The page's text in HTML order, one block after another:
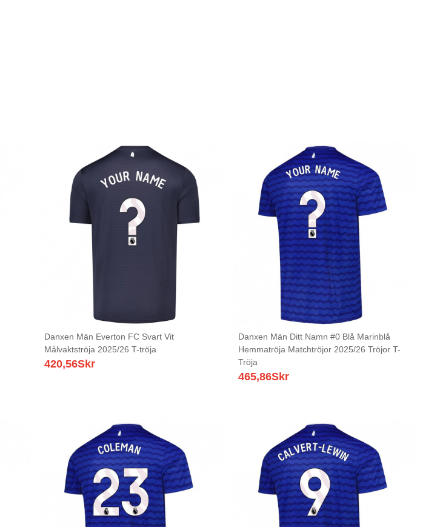
Danxen Män Everton FC Svart Vit
Målvaktströja 2025/26 T-tröja
420,56Skr
Danxen Män Ditt Namn #0 Blå Marinblå
Hemmatröja Matchtröjor 2025/26 Tröjor T-
Tröja
465,86Skr